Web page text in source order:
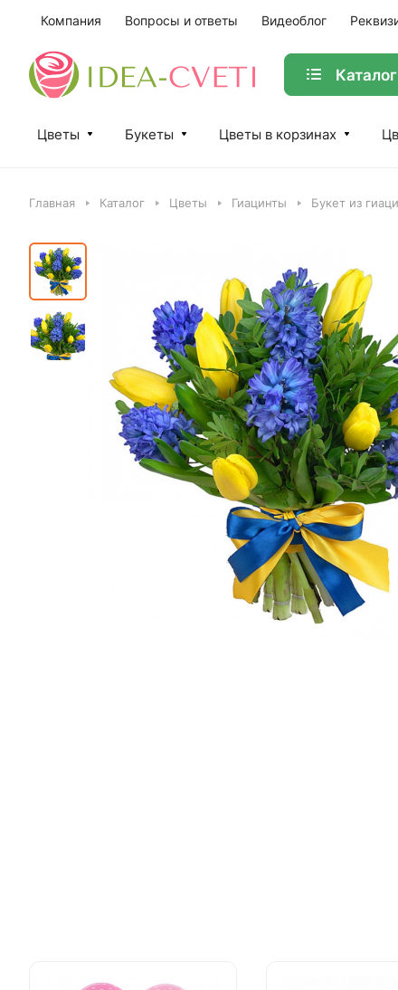
Компания Вопросы и ответы Видеоблог
Каталог
Цветы Букеты Цветы в корзинах
Главная Каталог Цветы Гиацинты Букет из